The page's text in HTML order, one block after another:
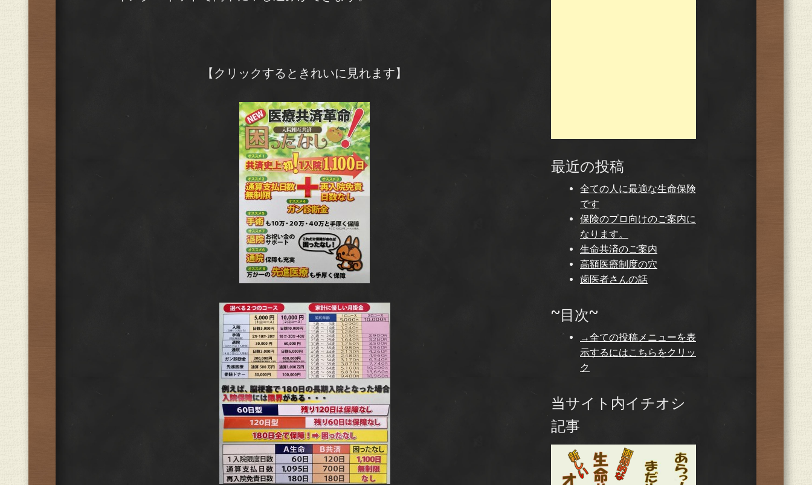
【クリックするときれいに見れます】
最近の投稿
全ての人に最適な生命保険
です
保険のプロ向けのご案内に
なります。
生命共済のご案内
高額医療制度の穴
歯医者さんの話
~目次~
→全ての投稿メニューを表
示するにはこちらをクリッ
ク
当サイト内イチオシ
記事